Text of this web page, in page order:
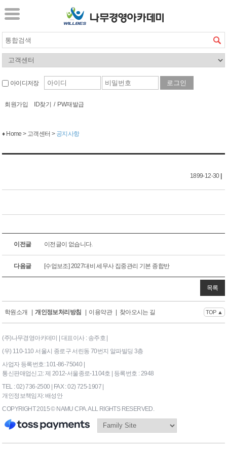
아이디저장
회원가입 ID찾기 / PW재발급
♦ Home > 고객센터 > 공지사항
1899-12-30 |
이전글 이전글이 없습니다.
다음글 [수업보조] 2027대비 세무사 집중관리 기본 종합반
목록
학원소개 | 개인정보처리방침 | 이용약관 | 찾아오시는 길 TOP ▲
(주)나무경영아카데미 | 대표이사 : 송주호 |
(우) 110-110 서울시 종로구 서린동 70번지 알파빌딩 3층
사업자 등록번호: 101-86-75040 |
통신판매업신고: 제 2012-서울종로-1104호 | 등록번호 : 2948
TEL : 02) 736-2500 | FAX : 02) 725-1907 |
개인정보책임자: 배성안
COPYRIGHT 2015 © NAMU CPA. ALL RIGHTS RESERVED.169|End Timer : 0.0859375